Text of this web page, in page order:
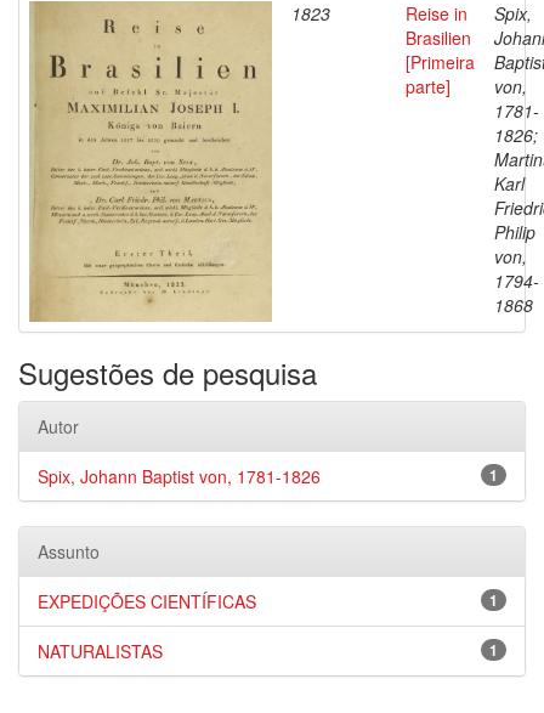
1823
Reise in
Brasilien
[Primeira
parte]
Spix,
von,
1781-
1826;
Karl
Philip
von,
1794-
1868
Sugestões de pesquisa
Autor
1
Spix, Johann Baptist von, 1781-1826
Assunto
1
EXPEDIÇÕES CIENTÍFICAS
1
NATURALISTAS